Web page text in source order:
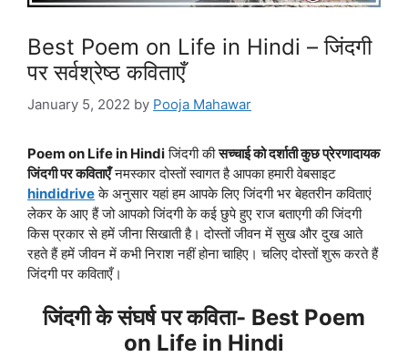
Best Poem on Life in Hindi – जिंदगी
पर सर्वश्रेष्ठ कविताएँ
January 5, 2022 by Pooja Mahawar
Poem on Life in Hindiजिंदगी कीसच्चाई को दर्शाती कुछ प्रेरणादायक
जिंदगी पर कविताएँनमस्कार दोस्तों स्वागत है आपका हमारी वेबसाइट
hindidriveके अनुसार यहां हम आपके लिए जिंदगी भर बेहतरीन कविताएं
लेकर के आए हैं जो आपको जिंदगी के कई छुपे हुए राज बताएगी की जिंदगी
किस प्रकार से हमें जीना सिखाती है। दोस्तों जीवन में सुख और दुख आते
रहते हैं हमें जीवन में कभी निराश नहीं होना चाहिए। चलिए दोस्तों शुरू करते हैं
जिंदगी पर कविताएँ।
जिंदगी के संघर्ष पर कविता- Best Poem
on Life in Hindi